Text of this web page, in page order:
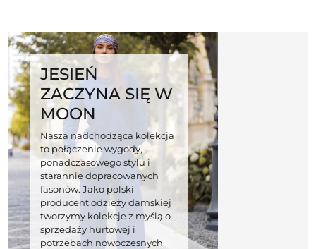
JESIEŃ
ZACZYNA SIĘ W
MOON
Nasza nadchodząca kolekcja
to połączenie wygody,
ponadczasowego stylu i
starannie dopracowanych
fasonów. Jako polski
producent odzieży damskiej
tworzymy kolekcje z myślą o
sprzedaży hurtowej i
potrzebach nowoczesnych